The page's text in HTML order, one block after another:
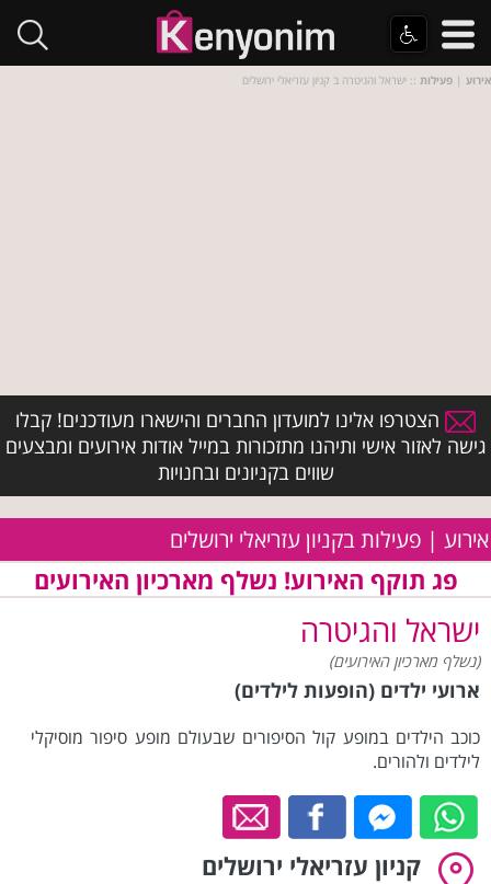
אירוע | פעילות :: ישראל והגיטרה ב קניון עזריאלי ירושלים
הצטרפו אלינו למועדון החברים והישארו מעודכנים! קבלו
גישה לאזור אישי ותיהנו מתזכורות במייל אודות אירועים ומבצעים
שווים בקניונים ובחנויות
אירוע | פעילות בקניון עזריאלי ירושלים
פג תוקף האירוע! נשלף מארכיון האירועים
ישראל והגיטרה
(נשלף מארכיון האירועים)
ארועי ילדים (הופעות לילדים)
כוכב הילדים במופע קול הסיפורים שבעולם מופע סיפור מוסיקלי
לילדים ולהורים.
קניון עזריאלי ירושלים